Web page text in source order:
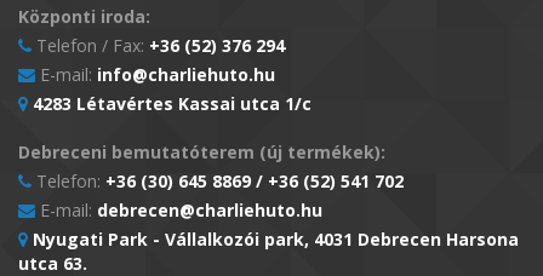
Központi iroda:
Telefon / Fax: +36 (52) 376 294
E-mail: info@charliehuto.hu
4283 Létavértes Kassai utca 1/c
Debreceni bemutatóterem (új termékek):
Telefon: +36 (30) 645 8869 / +36 (52) 541 702
E-mail: debrecen@charliehuto.hu
Nyugati Park - Vállalkozói park, 4031 Debrecen Harsona
utca 63.